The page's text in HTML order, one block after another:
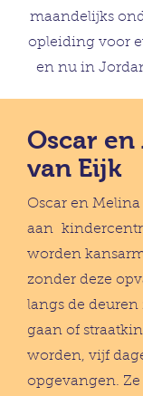
maandelijks
opleiding voor
en nu in
Oscar en
van Eijk
Oscar en
aan
worden
zonder deze
langs de
gaan of
worden, vijf
opgevangen.